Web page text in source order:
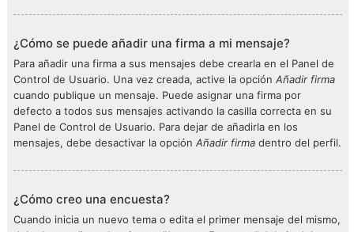
¿Cómo se puede añadir una firma a mi mensaje?
Para añadir una firma a sus mensajes debe crearla en el Panel de
Control de Usuario. Una vez creada, active la opción Añadir firma
cuando publique un mensaje. Puede asignar una firma por
defecto a todos sus mensajes activando la casilla correcta en su
Panel de Control de Usuario. Para dejar de añadirla en los
mensajes, debe desactivar la opción Añadir firma dentro del perfil.
¿Cómo creo una encuesta?
Cuando inicia un nuevo tema o edita el primer mensaje del mismo,